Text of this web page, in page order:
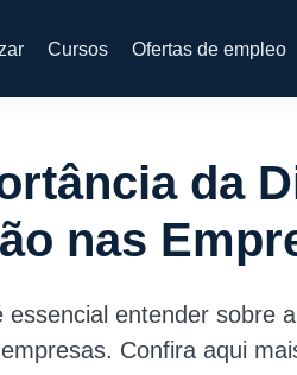
Cursos Ofertas de empleo
da
nas
essencial entender sobre
Confira aqui